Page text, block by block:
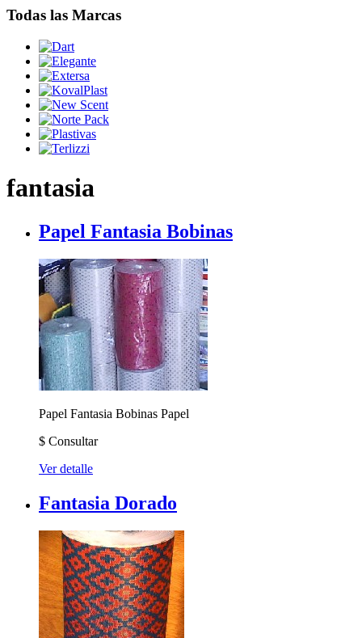
Todas las Marcas
fantasia
Papel Fantasia Bobinas
Papel Fantasia Bobinas Papel
$ Consultar
Ver detalle
Fantasia Dorado